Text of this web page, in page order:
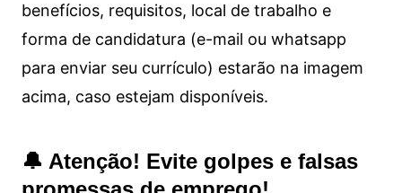
benefícios, requisitos, local de trabalho e
forma de candidatura (e-mail ou whatsapp
para enviar seu currículo) estarão na imagem
acima, caso estejam disponíveis.
🔔 Atenção! Evite golpes e falsas